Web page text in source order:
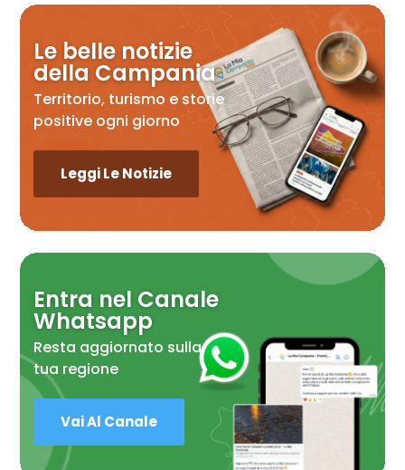
Le belle notizie
della Campania
Territorio, turismo e storie
positive ogni giorno
Leggi Le Notizie
Entra nel Canale
Whatsapp
Resta aggiornato sulla
tua regione
Vai Al Canale